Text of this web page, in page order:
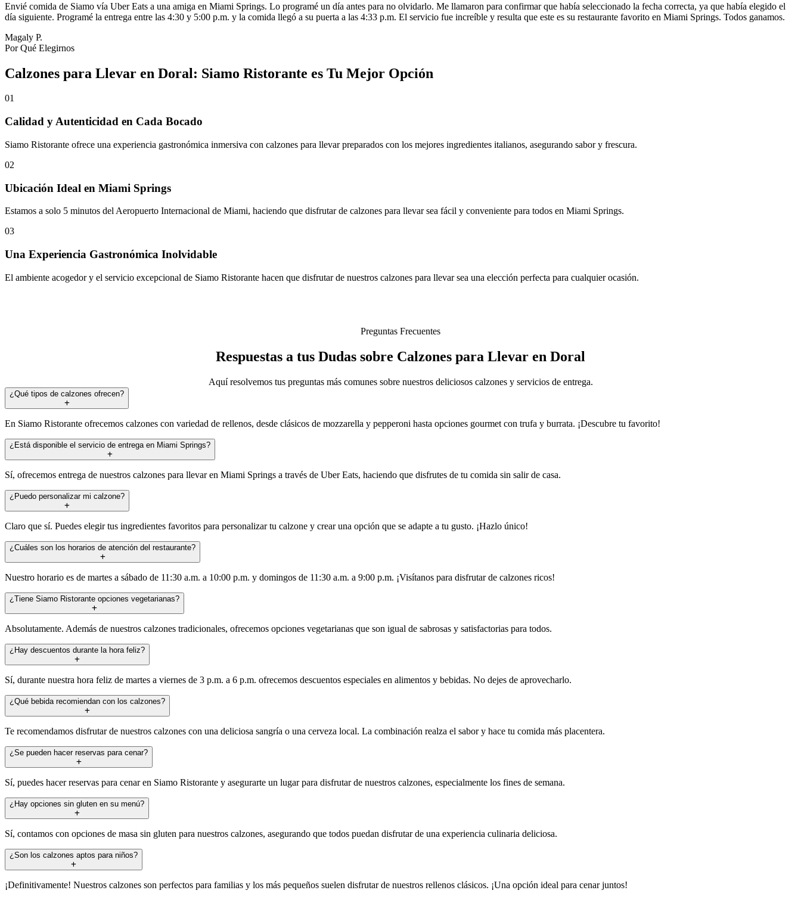
Envié comida de Siamo vía Uber Eats a una amiga en Miami Springs. Lo programé un día antes para no olvidarlo. Me llamaron para confirmar que había seleccionado la fecha correcta, ya que había elegido el
día siguiente. Programé la entrega entre las 4:30 y 5:00 p.m. y la comida llegó a su puerta a las 4:33 p.m. El servicio fue increíble y resulta que este es su restaurante favorito en Miami Springs. Todos ganamos.
Magaly P.
Por Qué Elegirnos
Calzones para Llevar en Doral: Siamo Ristorante es Tu Mejor Opción
01
Calidad y Autenticidad en Cada Bocado
Siamo Ristorante ofrece una experiencia gastronómica inmersiva con calzones para llevar preparados con los mejores ingredientes italianos, asegurando sabor y frescura.
02
Ubicación Ideal en Miami Springs
Estamos a solo 5 minutos del Aeropuerto Internacional de Miami, haciendo que disfrutar de calzones para llevar sea fácil y conveniente para todos en Miami Springs.
03
Una Experiencia Gastronómica Inolvidable
El ambiente acogedor y el servicio excepcional de Siamo Ristorante hacen que disfrutar de nuestros calzones para llevar sea una elección perfecta para cualquier ocasión.
Preguntas Frecuentes
Respuestas a tus Dudas sobre Calzones para Llevar en Doral
Aquí resolvemos tus preguntas más comunes sobre nuestros deliciosos calzones y servicios de entrega.
¿Qué tipos de calzones ofrecen?
En Siamo Ristorante ofrecemos calzones con variedad de rellenos, desde clásicos de mozzarella y pepperoni hasta opciones gourmet con trufa y burrata. ¡Descubre tu favorito!
¿Está disponible el servicio de entrega en Miami Springs?
Sí, ofrecemos entrega de nuestros calzones para llevar en Miami Springs a través de Uber Eats, haciendo que disfrutes de tu comida sin salir de casa.
¿Puedo personalizar mi calzone?
Claro que sí. Puedes elegir tus ingredientes favoritos para personalizar tu calzone y crear una opción que se adapte a tu gusto. ¡Hazlo único!
¿Cuáles son los horarios de atención del restaurante?
Nuestro horario es de martes a sábado de 11:30 a.m. a 10:00 p.m. y domingos de 11:30 a.m. a 9:00 p.m. ¡Visítanos para disfrutar de calzones ricos!
¿Tiene Siamo Ristorante opciones vegetarianas?
Absolutamente. Además de nuestros calzones tradicionales, ofrecemos opciones vegetarianas que son igual de sabrosas y satisfactorias para todos.
¿Hay descuentos durante la hora feliz?
Sí, durante nuestra hora feliz de martes a viernes de 3 p.m. a 6 p.m. ofrecemos descuentos especiales en alimentos y bebidas. No dejes de aprovecharlo.
¿Qué bebida recomiendan con los calzones?
Te recomendamos disfrutar de nuestros calzones con una deliciosa sangría o una cerveza local. La combinación realza el sabor y hace tu comida más placentera.
¿Se pueden hacer reservas para cenar?
Sí, puedes hacer reservas para cenar en Siamo Ristorante y asegurarte un lugar para disfrutar de nuestros calzones, especialmente los fines de semana.
¿Hay opciones sin gluten en su menú?
Sí, contamos con opciones de masa sin gluten para nuestros calzones, asegurando que todos puedan disfrutar de una experiencia culinaria deliciosa.
¿Son los calzones aptos para niños?
¡Definitivamente! Nuestros calzones son perfectos para familias y los más pequeños suelen disfrutar de nuestros rellenos clásicos. ¡Una opción ideal para cenar juntos!